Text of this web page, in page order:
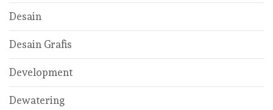
Desain
Desain Grafis
Development
Dewatering